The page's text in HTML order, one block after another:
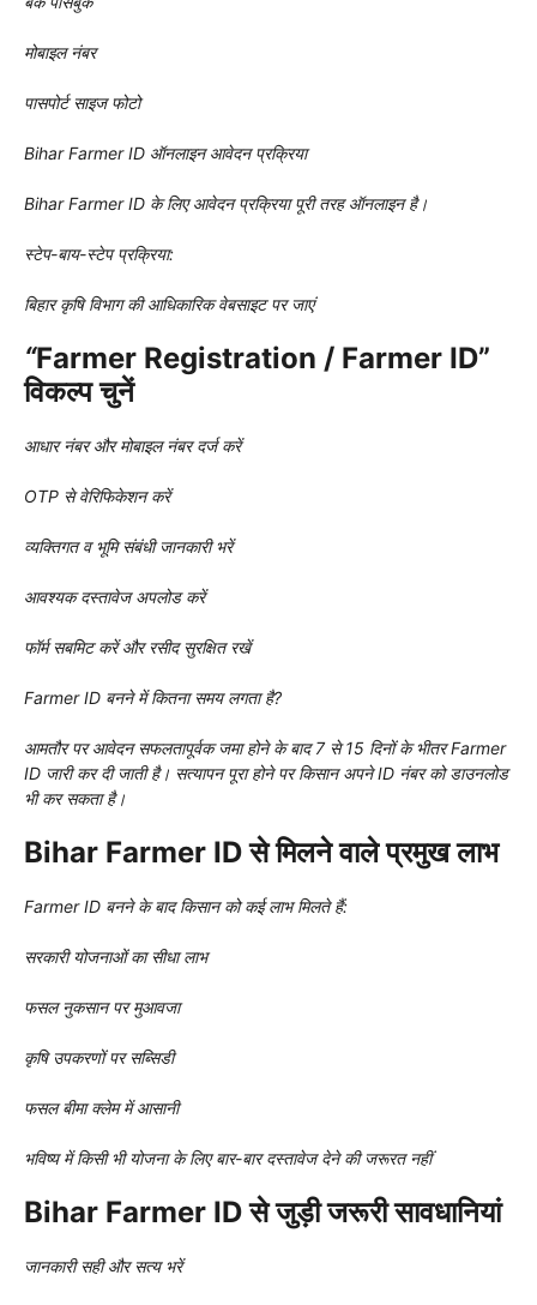
मोबाइल नंबर
पासपोर्ट साइज फोटो
Bihar Farmer ID ऑनलाइन आवेदन प्रक्रिया
Bihar Farmer ID के लिए आवेदन प्रक्रिया पूरी तरह ऑनलाइन है।
स्टेप-बाय-स्टेप प्रक्रिया:
बिहार कृषि विभाग की आधिकारिक वेबसाइट पर जाएं
“Farmer Registration / Farmer ID”
विकल्प चुनें
आधार नंबर और मोबाइल नंबर दर्ज करें
OTP से वेरिफिकेशन करें
व्यक्तिगत व भूमि संबंधी जानकारी भरें
आवश्यक दस्तावेज अपलोड करें
फॉर्म सबमिट करें और रसीद सुरक्षित रखें
Farmer ID बनने में कितना समय लगता है?
आमतौर पर आवेदन सफलतापूर्वक जमा होने के बाद 7 से 15 दिनों के भीतर Farmer
ID जारी कर दी जाती है। सत्यापन पूरा होने पर किसान अपने ID नंबर को डाउनलोड
भी कर सकता है।
Bihar Farmer ID से मिलने वाले प्रमुख लाभ
Farmer ID बनने के बाद किसान को कई लाभ मिलते हैं:
सरकारी योजनाओं का सीधा लाभ
फसल नुकसान पर मुआवजा
कृषि उपकरणों पर सब्सिडी
फसल बीमा क्लेम में आसानी
भविष्य में किसी भी योजना के लिए बार-बार दस्तावेज देने की जरूरत नहीं
Bihar Farmer ID से जुड़ी जरूरी सावधानियां
जानकारी सही और सत्य भरें